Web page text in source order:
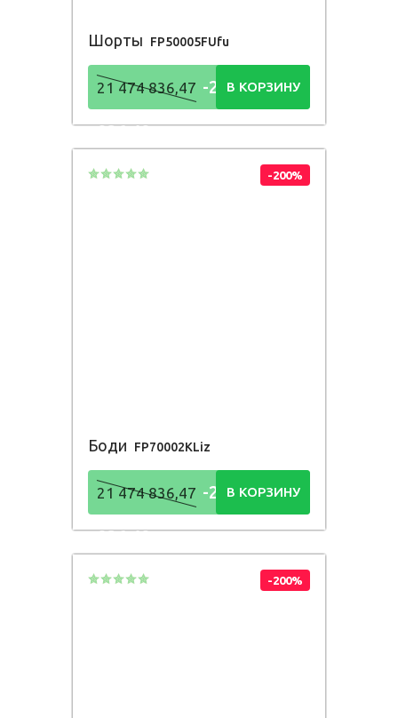
Шорты FP50005FUfu
21 474 836,47 -21 474
836,48Р
В КОРЗИНУ
-200%
Боди FP70002KLiz
21 474 836,47 -21 474
836,48Р
В КОРЗИНУ
-200%